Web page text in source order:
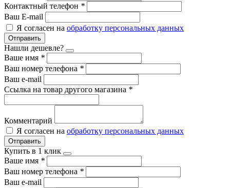
Контактный телефон *
Ваш E-mail
Я согласен на обработку персональных данных
Отправить
Нашли дешевле?
Ваше имя *
Ваш номер телефона *
Ваш e-mail
Ссылка на товар другого магазина *
Комментарий
Я согласен на обработку персональных данных
Отправить
Купить в 1 клик
Ваше имя *
Ваш номер телефона *
Ваш e-mail